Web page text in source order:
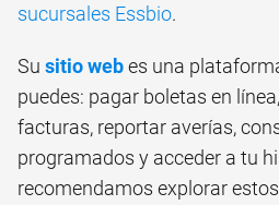
sucursales Essbio.
Su sitio webes una
puedes: pagar boletas en
facturas, reportar averías,
programados y acceder a tu
recomendamos explorar